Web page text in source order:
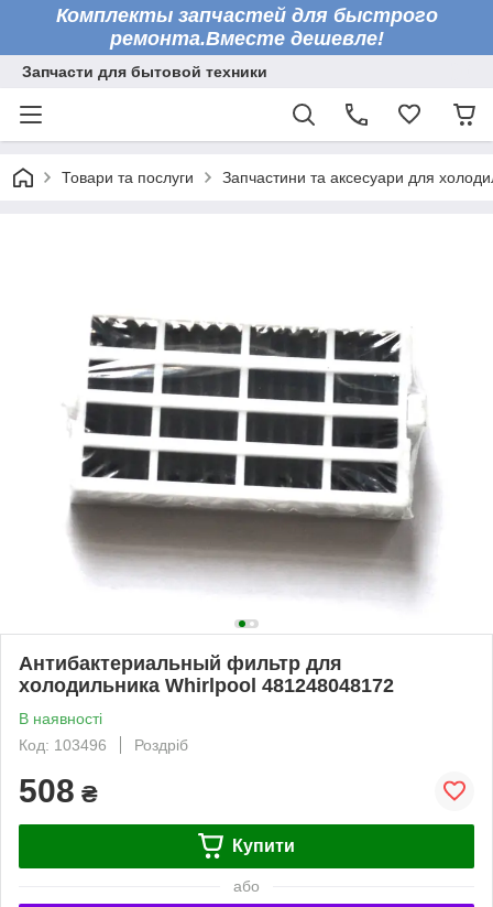
Комплекты запчастей для быстрого
ремонта.Вместе дешевле!
Запчасти для бытовой техники
Товари та послуги Запчастини та аксесуари для
Антибактериальный фильтр для
холодильника Whirlpool 481248048172
В наявності
Код: 103496
Роздріб
508 ₴
Купити
або